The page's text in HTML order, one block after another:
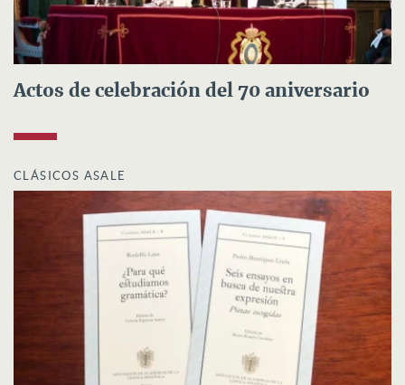
Actos de celebración del 70 aniversario
CLÁSICOS ASALE